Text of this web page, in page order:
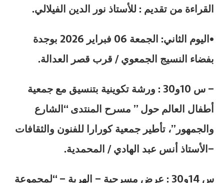
القراءة من تقديم : للأستاذ نور الدين الفيلالي.
•اليوم الثاني: الجمعة 06 فبراير 2026 بوجدة
بفضاء النسيج الجمعوي / قرب قصر العدالة.
– س 10و30 : ورشة تكوينية بتنسيق مع جمعية
أطفال العالم حول ” مسرح المنتدى “الشارع
والجمهور”، تأطير جمعية كورارا للفنون والثقافات
–الأستاذ أنس عبد الهادي / المحمدية.
س 14و30 : عرض مسرحية – الهربة – “لمجموعة